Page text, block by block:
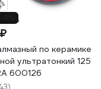
по керамике
ультратонкий 125
600126